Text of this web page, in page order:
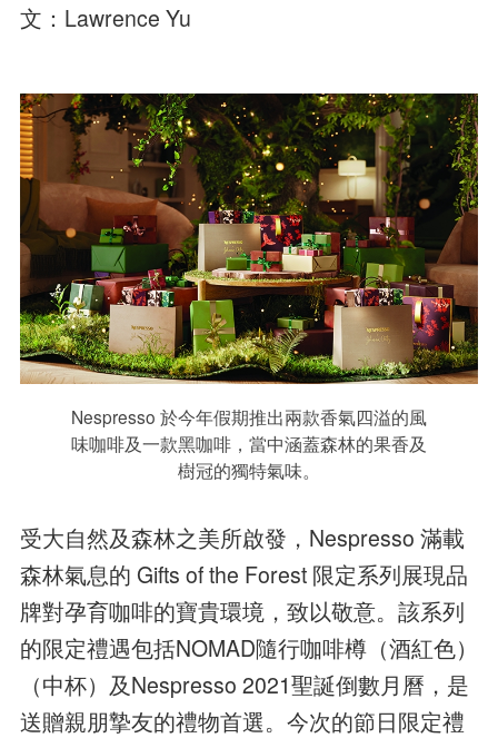
文：Lawrence Yu
Nespresso 於今年假期推出兩款香氣四溢的風
味咖啡及一款黑咖啡，當中涵蓋森林的果香及
樹冠的獨特氣味。
受大自然及森林之美所啟發，Nespresso 滿載
森林氣息的 Gifts of the Forest 限定系列展現品
牌對孕育咖啡的寶貴環境，致以敬意。該系列
的限定禮遇包括NOMAD隨行咖啡樽（酒紅色）
（中杯）及Nespresso 2021聖誕倒數月曆，是
送贈親朋摯友的禮物首選。 今次的節日限定禮